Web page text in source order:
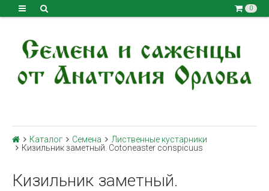
0
Каталог Семена
Лиственные кустарники
Кизильник заметный. Cotoneaster conspicuus
Кизильник заметный.